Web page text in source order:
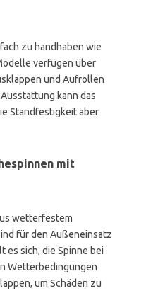
zu handhaben wie
verfügen über
und Aufrollen
kann das
Standfestigkeit aber
mit
wetterfestem
für den Außeneinsatz
es sich, die Spinne bei
Wetterbedingungen
um Schäden zu